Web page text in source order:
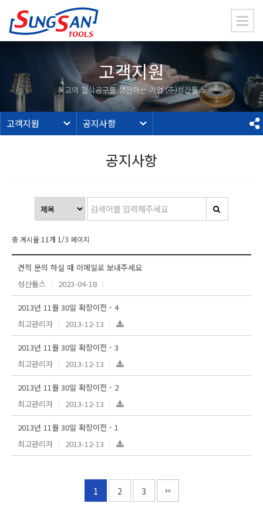
고객지원
최고의 절삭공구를 생산하는 기업 (주)성산툴스
고객지원 공지사항
공지사항
총 게시물 11개 1 /3 페이지
견적 문의 하실 때 이메일로 보내주세요
성산툴스
2023-04-18
2013년 11월 30일 확장이전 - 4
최고관리자
2013-12-13
2013년 11월 30일 확장이전 - 3
최고관리자
2013-12-13
2013년 11월 30일 확장이전 - 2
최고관리자
2013-12-13
2013년 11월 30일 확장이전 - 1
최고관리자
2013-12-13
1 2 3